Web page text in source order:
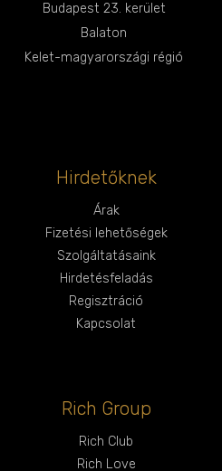
Budapest 23. kerület
Balaton
Kelet-magyarországi régió
Hirdetőknek
Árak
Fizetési lehetőségek
Szolgáltatásaink
Hirdetésfeladás
Regisztráció
Kapcsolat
Rich Group
Rich Club
Rich Love